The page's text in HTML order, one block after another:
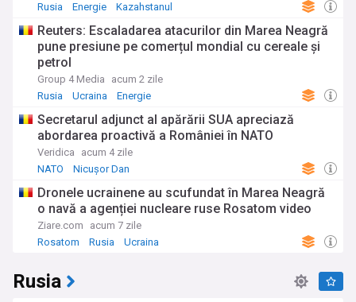
Rusia
Energie Kazahstanul
Reuters: Escaladarea atacurilor din Marea Neagră
pune presiune pe comerțul mondial cu cereale și
petrol
Group 4 Media
acum 2 zile
Rusia
Ucraina Energie
Secretarul adjunct al apărării SUA apreciază
abordarea proactivă a României în NATO
Veridica
acum 4 zile
NATO
Nicușor Dan
Dronele ucrainene au scufundat în Marea Neagră
o navă a agenției nucleare ruse Rosatom video
Ziare.com
acum 7 zile
Rosatom
Rusia Ucraina
Rusia